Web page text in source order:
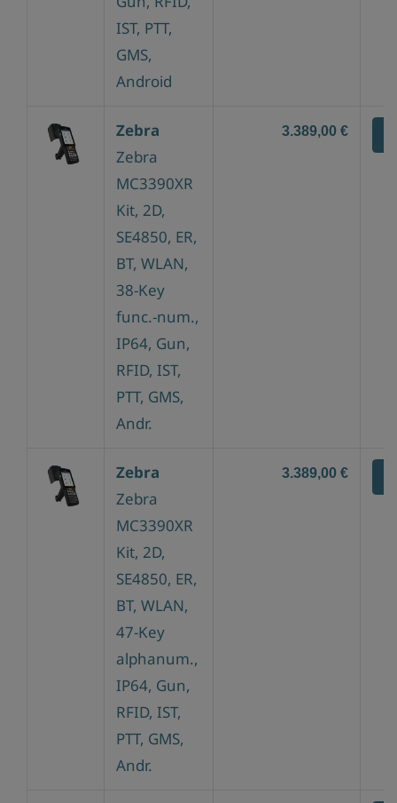
IST, PTT,
GMS,
Android
Zebra
Zebra
MC3390XR
Kit, 2D,
SE4850, ER,
BT, WLAN,
38-Key
func.-num.,
IP64, Gun,
RFID, IST,
PTT, GMS,
Andr.
3.389,00 €
Zebra
Zebra
MC3390XR
Kit, 2D,
SE4850, ER,
BT, WLAN,
47-Key
alphanum.,
IP64, Gun,
RFID, IST,
PTT, GMS,
Andr.
3.389,00 €